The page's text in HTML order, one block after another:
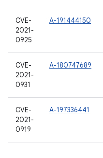
CVE-
2021-
0925
A-191444150
CVE-
2021-
0931
A-180747689
CVE-
2021-
0919
A-197336441